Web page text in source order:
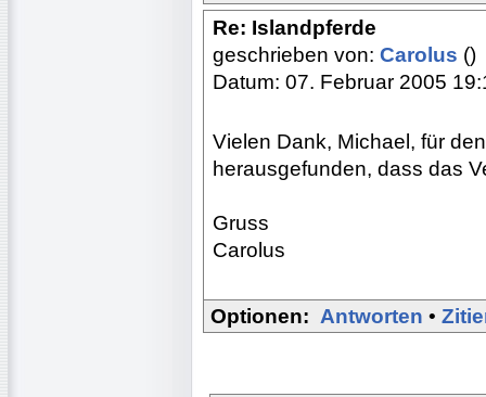
Re: Islandpferde
geschrieben von: Carolus ()
Datum: 07. Februar 2005
Vielen Dank, Michael, für
herausgefunden, dass das
Gruss
Carolus
Optionen: Antworten •